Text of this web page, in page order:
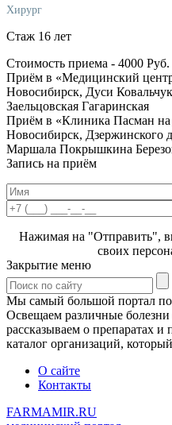
Хирург
Стаж 16 лет
Стоимость приема - 4000 Руб.
Приём в «Медицинский
Новосибирск, Дуси
Заельцовская Гагаринская
Приём в «Клиника Пасман на
Новосибирск, Дзержинского
Маршала Покрышкина
Запись на приём
Нажимая на "Отправить",
своих
Закрытие меню
Мы самый большой портал по
Освещаем различные
рассказываем о препаратах и
каталог организаций,
О сайте
Контакты
FARMAMIR.RU